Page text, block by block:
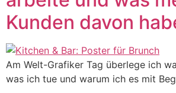
Kunden davon
Am Welt-Grafiker Tag überlege ich
was ich tue und warum ich es mit